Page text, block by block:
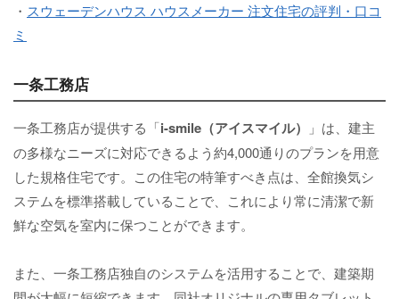
・ スウェーデンハウス ハウスメーカー 注文住宅の評判・口コ
ミ
一条工務店
一条工務店が提供する「i-smile（アイスマイル）
」は、建主
の多様なニーズに対応できるよう約4,000通りのプランを用意
した規格住宅です。この住宅の特筆すべき点は、全館換気シ
ステムを標準搭載していることで、これにより常に清潔で新
鮮な空気を室内に保つことができます。
また、一条工務店独自のシステムを活用することで、建築期